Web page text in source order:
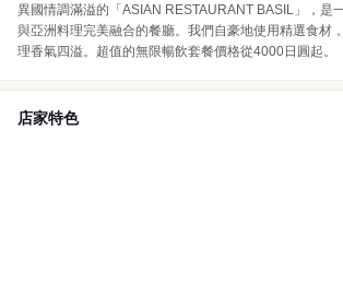
異國情調滿溢的「ASIAN RESTAURANT BASIL」，是
與亞洲料理完美融合的餐廳。我們自豪地使用精選食材
理香氣四溢。超值的無限暢飲套餐價格從4000日圓起。
店家特色